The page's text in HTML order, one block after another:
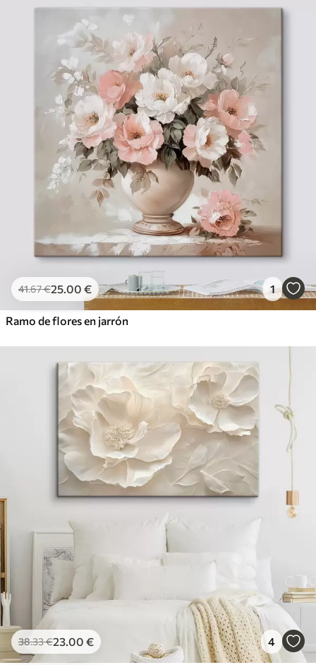
41.67€25.00 € 1
Ramo de flores en jarrón
38.33€23.00 € 4